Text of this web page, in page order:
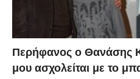
Περήφανος ο Θανάσης
μου ασχολείται με το